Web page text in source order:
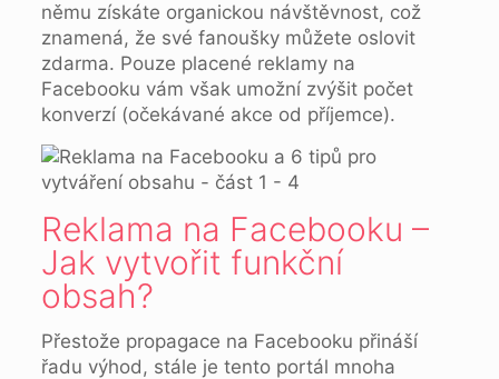
němu získáte organickou návštěvnost, což
znamená, že své fanoušky můžete oslovit
zdarma. Pouze placené reklamy na
Facebooku vám však umožní zvýšit počet
konverzí (očekávané akce od příjemce).
Reklama na Facebooku –
Jak vytvořit funkční
obsah?
Přestože propagace na Facebooku přináší
řadu výhod, stále je tento portál mnoha